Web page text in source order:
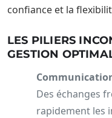
confiance et la
LES PILIERS
GESTION
Des échanges
rapidement les